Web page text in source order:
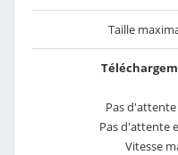
Taille
Pas
Pas d'attente
Vitesse